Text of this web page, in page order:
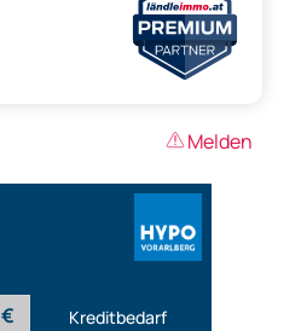
Melden
€ Kreditbedarf